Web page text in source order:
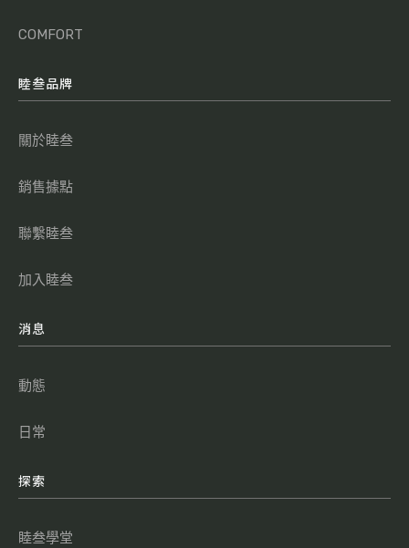
COMFORT
睦叁品牌
關於睦叁
銷售據點
聯繫睦叁
加入睦叁
消息
動態
日常
探索
睦叁學堂